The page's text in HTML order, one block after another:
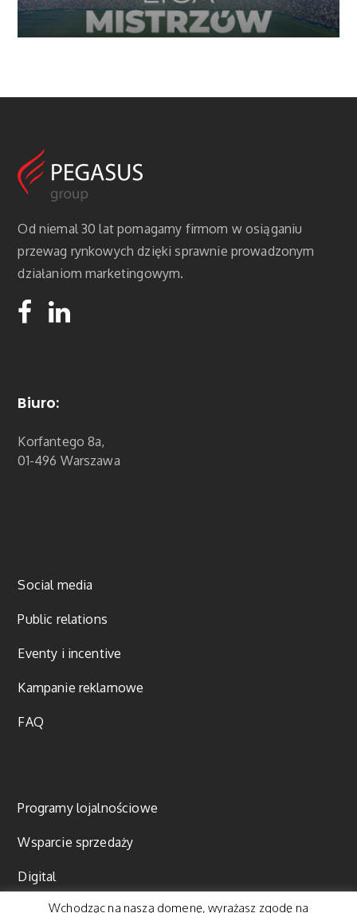
Od niemal 30 lat pomagamy firmom w osiąganiu
przewag rynkowych dzięki sprawnie prowadzonym
działaniom marketingowym.
Biuro:
Korfantego 8a,
01-496 Warszawa
Social media
Public relations
Eventy i incentive
Kampanie reklamowe
FAQ
Programy lojalnościowe
Wsparcie sprzedaży
Digital
Wchodząc na naszą domenę, wyrażasz zgodę na